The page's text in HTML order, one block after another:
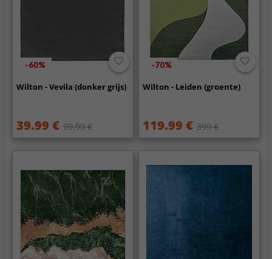
-60%
Wilton - Vevila (donker grijs)
39.99 € 99.99 €
-70%
Wilton - Leiden (groente)
119.99 € 399 €